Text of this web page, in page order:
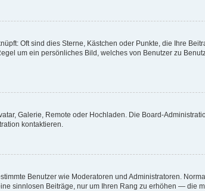
Oft sind dies Sterne, Kästchen oder Punkte, die Ihre
um ein persönliches Bild, welches von Benutzer zu
Galerie, Remote oder Hochladen. Die Board-
kontaktieren.
Benutzer wie Moderatoren und Administratoren.
sinnlosen Beiträge, nur um Ihren Rang zu erhöhen — die